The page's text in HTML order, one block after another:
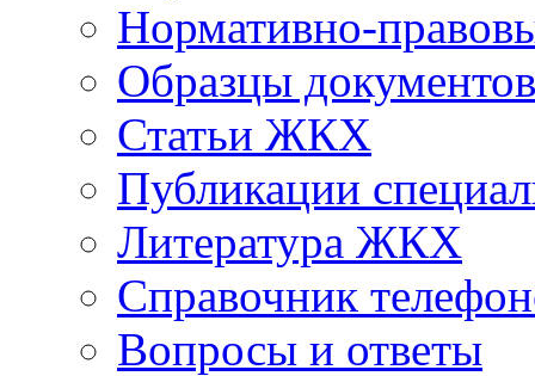
Нормативно-
Образцы документов
Статьи ЖКХ
Публикации
Литература ЖКХ
Справочник
Вопросы и ответы